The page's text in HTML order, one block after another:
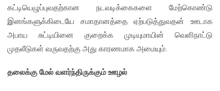
கட்டியெழுப்புவதற்கான நடவடிக்கைகளை மேற்கொண்டு
இனங்களுக்கிடையே சமாதானத்தை ஏற்படுத்துவதன் ஊடாக
அபாய சுட்டியினை குறைக்க முடியுமாயின் வெளிநாட்டு
முதலீடுகள் வருவதற்கு அது காரணமாக அமையும்.
தலைக்கு மேல் வளர்ந்திருக்கும் ஊழல்